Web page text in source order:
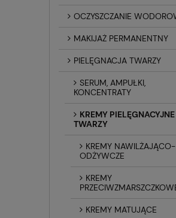
OCZYSZCZANIE
MAKIJAŻ PERMANENTNY
PIELĘGNACJA TWARZY
SERUM, AMPUŁKI,
KONCENTRATY
KREMY
TWARZY
KREMY NAWILŻAJĄCO-
ODŻYWCZE
KREMY
KREMY MATUJĄCE